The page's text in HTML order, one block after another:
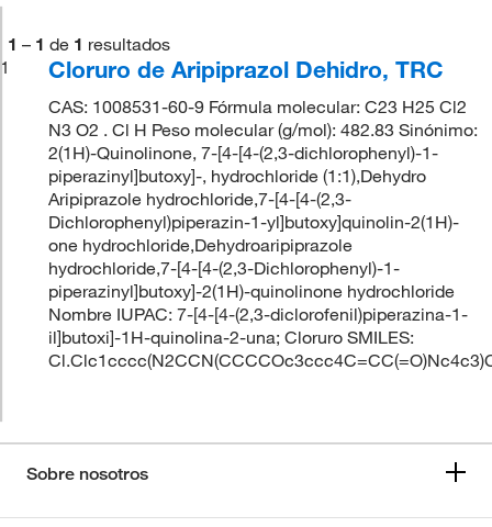
1 – 1 de 1 resultados
1
Cloruro de Aripiprazol Dehidro, TRC
CAS: 1008531-60-9 Fórmula molecular: C23 H25 Cl2
N3 O2 . Cl H Peso molecular (g/mol): 482.83 Sinónimo:
2(1H)-Quinolinone, 7-[4-[4-(2,3-dichlorophenyl)-1-
piperazinyl]butoxy]-, hydrochloride (1:1),Dehydro
Aripiprazole hydrochloride,7-[4-[4-(2,3-
Dichlorophenyl)piperazin-1-yl]butoxy]quinolin-2(1H)-
one hydrochloride,Dehydroaripiprazole
hydrochloride,7-[4-[4-(2,3-Dichlorophenyl)-1-
piperazinyl]butoxy]-2(1H)-quinolinone hydrochloride
Nombre IUPAC: 7-[4-[4-(2,3-diclorofenil)piperazina-1-
il]butoxi]-1H-quinolina-2-una; Cloruro SMILES:
Sobre nosotros